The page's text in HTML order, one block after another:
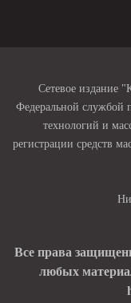
Сетевое издание
Федеральной службой
технологий и
регистрации средств
Все права
любых